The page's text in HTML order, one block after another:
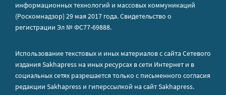
информационных технологий и массовых коммуникаций
(Роскомнадзор) 29 мая 2017 года. Свидетельство о
регистрации Эл № ФС77-69888.
Использование текстовых и иных материалов с сайта Сетевого
издания Sakhapress на иных ресурсах в сети Интернет и в
социальных сетях разрешается только с письменного согласия
редакции Sakhapress и гиперссылкой на сайт Sakhapress.